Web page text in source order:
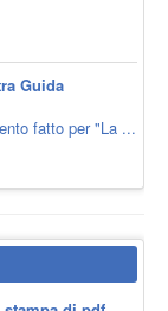
Guida
fatto per "La ...